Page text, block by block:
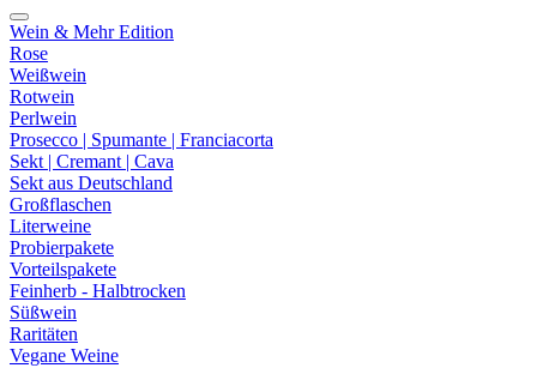
Wein & Mehr Edition
Rose
Weißwein
Rotwein
Perlwein
Prosecco | Spumante | Franciacorta
Sekt | Cremant | Cava
Sekt aus Deutschland
Großflaschen
Literweine
Probierpakete
Vorteilspakete
Feinherb - Halbtrocken
Süßwein
Raritäten
Vegane Weine